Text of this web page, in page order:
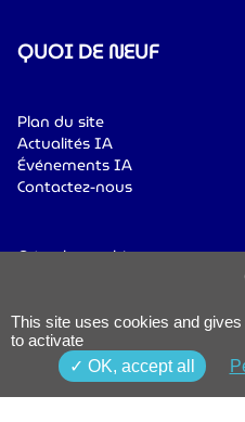
QUOI DE NEUF
Plan du site
Actualités IA
Événements IA
Contactez-nous
Gérer les cookies
Conditions générales
Politique de lanceur
d’alerte
Accessibilité
©
This site uses cookies and
to activate
OK, accept all